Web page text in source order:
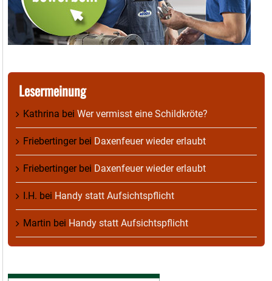
Lesermeinung
Kathrina bei Wer vermisst eine Schildkröte?
Friebertingerbei Daxenfeuer wieder erlaubt
Friebertingerbei Daxenfeuer wieder erlaubt
I.H. bei Handy statt Aufsichtspflicht
Martin bei Handy statt Aufsichtspflicht